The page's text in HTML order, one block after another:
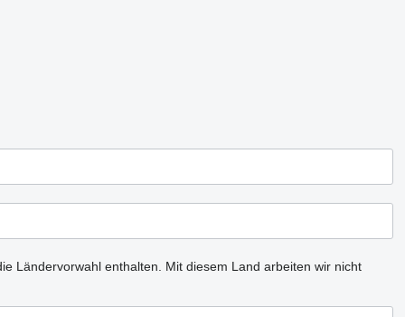
Ländervorwahl enthalten.
Mit diesem Land arbeiten wir nicht